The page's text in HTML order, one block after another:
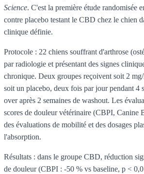
Science. C'est la première étude randomisée
contre placebo testant le CBD chez le chien
clinique définie.
Protocole : 22 chiens souffrant d'arthrose
par radiologie et présentant des signes
chronique. Deux groupes reçoivent soit 2
soit un placebo, deux fois par jour pendant 4
over après 2 semaines de washout. Les
scores de douleur vétérinaire (CBPI, Canine
des évaluations de mobilité et des dosages
l'absorption.
Résultats : dans le groupe CBD, réduction
de douleur (CBPI : -50 % vs baseline, p <